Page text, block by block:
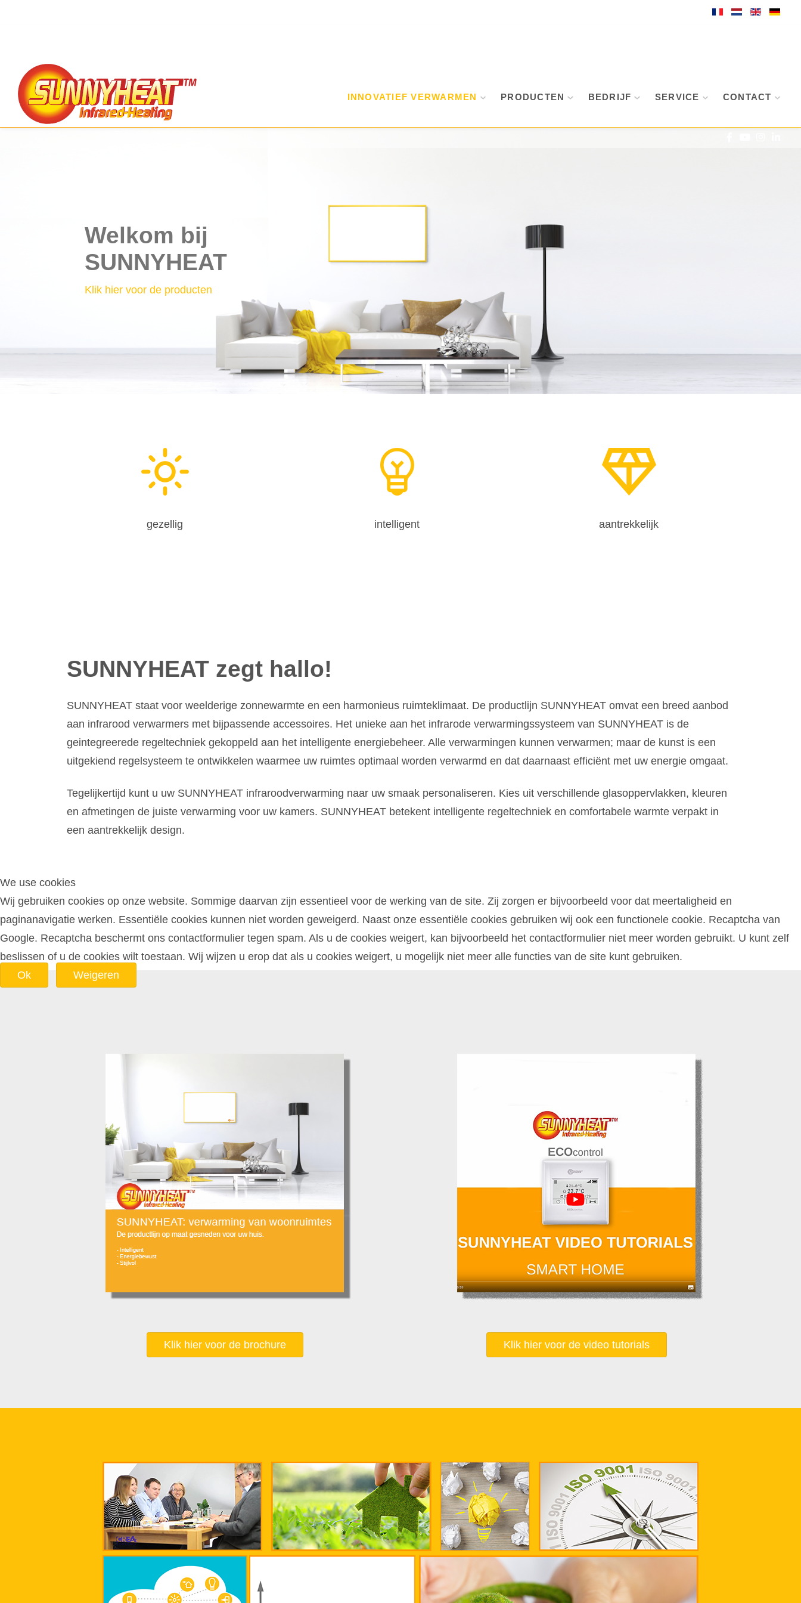
INNOVATIEF VERWARMEN PRODUCTEN BEDRIJF SERVICE CONTACT
Welkom bij
SUNNYHEAT
Klik hier voor de producten
gezellig intelligent aantrekkelijk
SUNNYHEAT zegt hallo!
SUNNYHEAT staat voor weelderige zonnewarmte en een harmonieus ruimteklimaat. De productlijn SUNNYHEAT omvat een breed aanbod
aan infrarood verwarmers met bijpassende accessoires. Het unieke aan het infrarode verwarmingssysteem van SUNNYHEAT is de
geintegreerede regeltechniek gekoppeld aan het intelligente energiebeheer. Alle verwarmingen kunnen verwarmen; maar de kunst is een
uitgekiend regelsysteem te ontwikkelen waarmee uw ruimtes optimaal worden verwarmd en dat daarnaast efficiënt met uw energie omgaat.
Tegelijkertijd kunt u uw SUNNYHEAT infraroodverwarming naar uw smaak personaliseren. Kies uit verschillende glasoppervlakken, kleuren
en afmetingen de juiste verwarming voor uw kamers. SUNNYHEAT betekent intelligente regeltechniek en comfortabele warmte verpakt in
een aantrekkelijk design.
Klik hier voor de brochure Klik hier voor de video tutorials
We use cookies
Wij gebruiken cookies op onze website. Sommige daarvan zijn essentieel voor de werking van de site. Zij zorgen er bijvoorbeeld voor dat meertaligheid en
paginanavigatie werken. Essentiële cookies kunnen niet worden geweigerd. Naast onze essentiële cookies gebruiken wij ook een functionele cookie. Recaptcha van
Google. Recaptcha beschermt ons contactformulier tegen spam. Als u de cookies weigert, kan bijvoorbeeld het contactformulier niet meer worden gebruikt. U kunt zelf
beslissen of u de cookies wilt toestaan. Wij wijzen u erop dat als u cookies weigert, u mogelijk niet meer alle functies van de site kunt gebruiken.
Ok
Weigeren